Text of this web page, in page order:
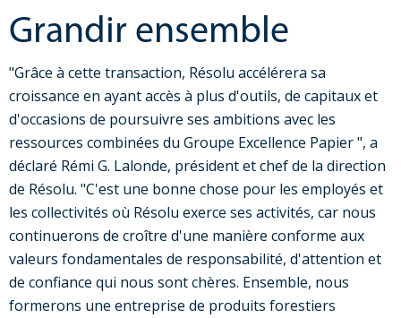
Grandir ensemble
"Grâce à cette transaction, Résolu accélérera sa
croissance en ayant accès à plus d'outils, de capitaux et
d'occasions de poursuivre ses ambitions avec les
ressources combinées du Groupe Excellence Papier ", a
déclaré Rémi G. Lalonde, président et chef de la direction
de Résolu. "C'est une bonne chose pour les employés et
les collectivités où Résolu exerce ses activités, car nous
continuerons de croître d'une manière conforme aux
valeurs fondamentales de responsabilité, d'attention et
de confiance qui nous sont chères. Ensemble, nous
formerons une entreprise de produits forestiers